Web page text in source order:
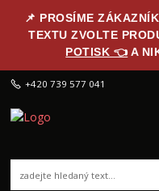
📌 PROSÍME
TEXTU ZVOLTE
POTISK 👈 A
+420 739 577 041